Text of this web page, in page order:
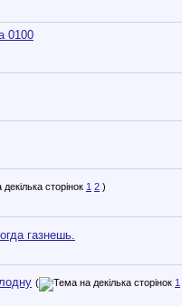
0100
1 2 )
газнешь.
( 1